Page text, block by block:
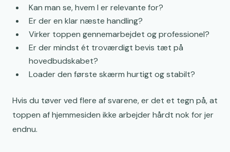
Kan man se, hvem I er relevante for?
Er der en klar næste handling?
Virker toppen gennemarbejdet og professionel?
Er der mindst ét troværdigt bevis tæt på
hovedbudskabet?
Loader den første skærm hurtigt og stabilt?
Hvis du tøver ved flere af svarene, er det et tegn på, at
toppen af hjemmesiden ikke arbejder hårdt nok for jer
endnu.